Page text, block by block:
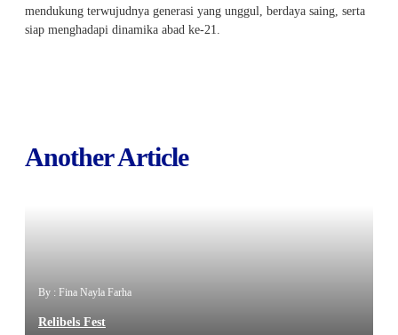
mendukung terwujudnya generasi yang unggul, berdaya saing, serta
siap menghadapi dinamika abad ke-21.
Another Article
By : Fina Nayla Farha
Relibels Fest